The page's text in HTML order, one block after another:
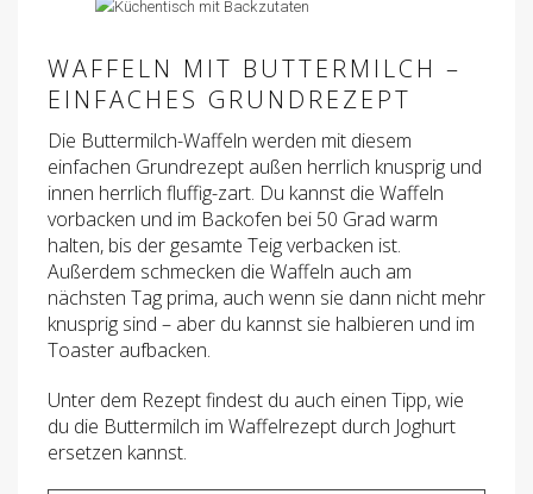
WAFFELN MIT BUTTERMILCH –
EINFACHES GRUNDREZEPT
Die Buttermilch-Waffeln werden mit diesem
einfachen Grundrezept außen herrlich knusprig und
innen herrlich fluffig-zart. Du kannst die Waffeln
vorbacken und im Backofen bei 50 Grad warm
halten, bis der gesamte Teig verbacken ist.
Außerdem schmecken die Waffeln auch am
nächsten Tag prima, auch wenn sie dann nicht mehr
knusprig sind – aber du kannst sie halbieren und im
Toaster aufbacken.
Unter dem Rezept findest du auch einen Tipp, wie
du die Buttermilch im Waffelrezept durch Joghurt
ersetzen kannst.